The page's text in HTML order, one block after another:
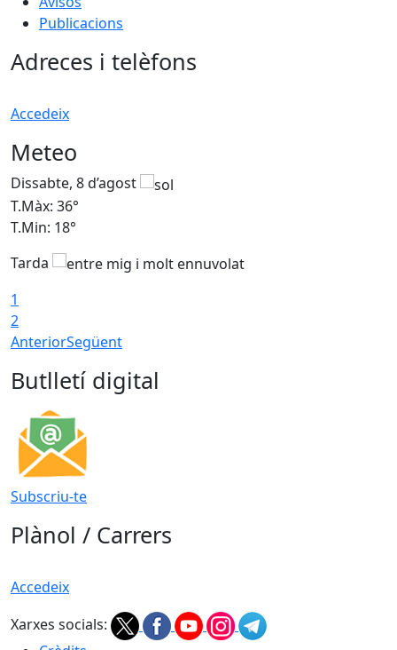
Publicacions
Adreces i telèfons
Accedeix
Meteo
Dissabte, 8 d’agost
T.Màx: 36°
T.Min: 18°
Tarda
1
2
AnteriorSegüent
Butlletí digital
Subscriu-te
Plànol / Carrers
Accedeix
Xarxes socials: